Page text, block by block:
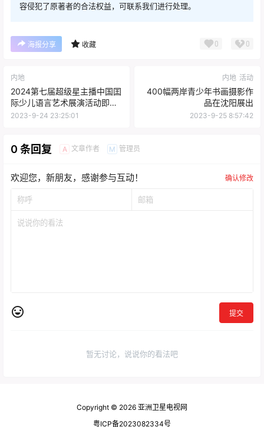
容侵犯了原著者的合法权益，可联系我们进行处理。
海报分享 收藏 0 0
内地
2024第七届超级星主播中国囯
际少儿语言艺术展演活动即将
开始
2023-9-24 23:25:01
内地 活动
400幅两岸青少年书画摄影作
品在沈阳展出
2023-9-25 8:57:42
0 条回复 A 文章作者 M 管理员
欢迎您，新朋友，感谢参与互动！ 确认修改
提交
暂无讨论，说说你的看法吧
Copyright © 2026 亚洲卫星电视网
粤ICP备2023082334号